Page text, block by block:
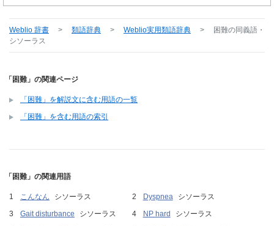
Weblio 辞書 > 類語辞典 > Weblio実用類語辞典 > 困難の同義語・
シソーラス
「困難」の関連ページ
「困難」を解説文に含む用語の一覧
「困難」を含む用語の索引
「困難」の関連用語
こんなん シソーラス Dyspnea
シソーラス
Gait disturbance
シソーラス NP hard
シソーラス